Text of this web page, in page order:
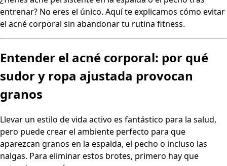
entrenar? No eres el único. Aquí te explicamos cómo evitar
el acné corporal sin abandonar tu rutina fitness.
Entender el acné corporal: por qué
sudor y ropa ajustada provocan
granos
Llevar un estilo de vida activo es fantástico para la salud,
pero puede crear el ambiente perfecto para que
aparezcan granos en la espalda, el pecho o incluso las
nalgas. Para eliminar estos brotes, primero hay que